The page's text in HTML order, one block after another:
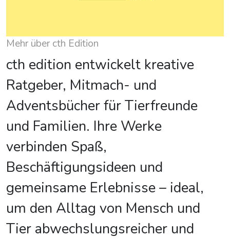
Mehr über cth Edition
cth edition entwickelt kreative
Ratgeber, Mitmach- und
Adventsbücher für Tierfreunde
und Familien. Ihre Werke
verbinden Spaß,
Beschäftigungsideen und
gemeinsame Erlebnisse – ideal,
um den Alltag von Mensch und
Tier abwechslungsreicher und